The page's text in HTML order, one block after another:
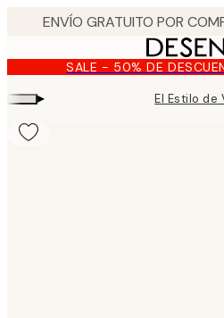
content.SALE - 50% DE
▸ El Estilo de